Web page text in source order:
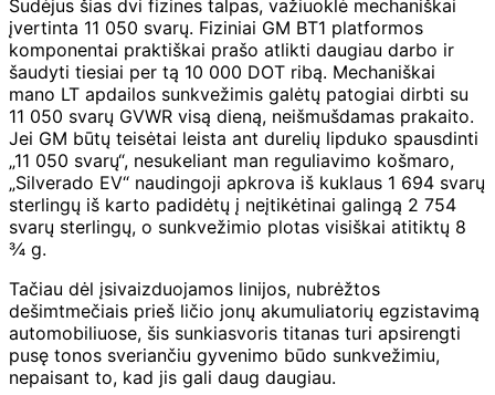
Sudėjus šias dvi fizines talpas, važiuoklė mechaniškai
įvertinta 11 050 svarų. Fiziniai GM BT1 platformos
komponentai praktiškai prašo atlikti daugiau darbo ir
šaudyti tiesiai per tą 10 000 DOT ribą. Mechaniškai
mano LT apdailos sunkvežimis galėtų patogiai dirbti su
11 050 svarų GVWR visą dieną, neišmušdamas prakaito.
Jei GM būtų teisėtai leista ant durelių lipduko spausdinti
„11 050 svarų“, nesukeliant man reguliavimo košmaro,
„Silverado EV“ naudingoji apkrova iš kuklaus 1 694 svarų
sterlingų iš karto padidėtų į neįtikėtinai galingą 2 754
svarų sterlingų, o sunkvežimio plotas visiškai atitiktų 8
¾ g.
Tačiau dėl įsivaizduojamos linijos, nubrėžtos
dešimtmečiais prieš ličio jonų akumuliatorių egzistavimą
automobiliuose, šis sunkiasvoris titanas turi apsirengti
pusę tonos sveriančiu gyvenimo būdo sunkvežimiu,
nepaisant to, kad jis gali daug daugiau.